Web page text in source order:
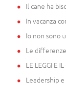
Il cane ha
In vacanza
Io non sono
Le
LE LEGGI E
Leadership